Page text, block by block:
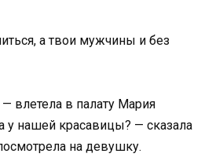
а твои мужчины и без
влетела в палату Мария
у нашей красавицы? — сказала
на девушку.